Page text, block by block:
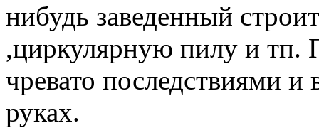
нибудь заведенный
,циркулярную пилу и тп.
чревато последствиями
руках.